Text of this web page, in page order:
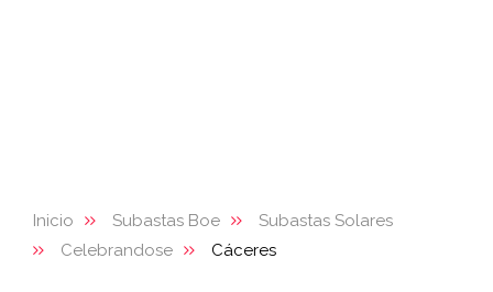
Inicio Subastas Boe
Subastas Solares
Celebrandose
Cáceres